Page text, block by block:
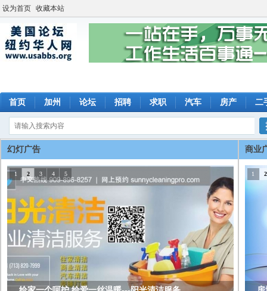
设为首页 收藏本站
首页 加州 论坛 招聘 求职 汽车 房产 二
幻灯广告
1 2 3 4 5
商业
1 2